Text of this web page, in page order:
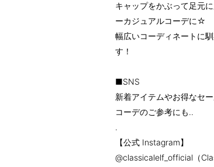
キャップをかぶって足元
ーカジュアルコーデに☆
幅広いコーディネートに
す！
■SNS
新着アイテムやお得なセ
コーデのご参考にも..
.
【公式 Instagram】
@classicalelf_official（